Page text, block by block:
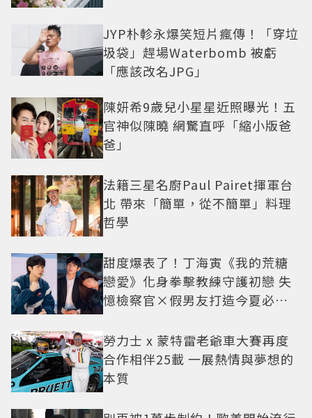
JYP朴軫永爆笑短片瘋傳！「穿垃
圾袋」趕場Waterbomb 被虧
「應該改名JPG」
陳妍希9歲兒小星星近照曝光！五
官神似陳曉 網驚直呼「縮小版爸
爸」
法籍三星名廚Paul Pairet揮軍台
北 帶來「簡單，從不簡單」料理
哲學
甜度爆表了！丁海寅《我的荒糖
戀愛》化身拳擊教練守護初戀 失
憶檢察官×假男友打造今夏必看
勞力士 x 蒙特雷老爺車大賽再度
合作相伴25載 一展熱情與夢想的
本質